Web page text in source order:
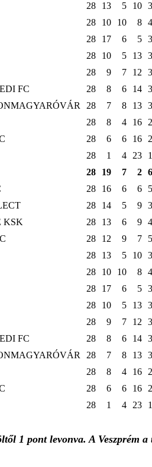
28 13 5 10
28 10 10 8
28 17 6 5
28 10 5 13
28 9 7 12
FC 28 8 6 14
28 7 8 13
28 8 4 16
28 6 6 16
28 1 4 23
28 19 7 2
28 16 6 6
28 14 5 9
KSK 28 13 6 9
28 12 9 7
28 13 5 10
28 10 10 8
28 17 6 5
28 10 5 13
28 9 7 12
FC 28 8 6 14
28 7 8 13
28 8 4 16
28 6 6 16
28 1 4 23
1 pont levonva. A Veszprém a